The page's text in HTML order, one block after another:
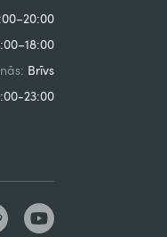
Brīvs
23:00